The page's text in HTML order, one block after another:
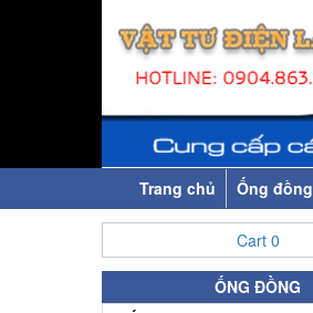
Trang chủ Ống đồng
Cart 0
ỐNG ĐỒNG